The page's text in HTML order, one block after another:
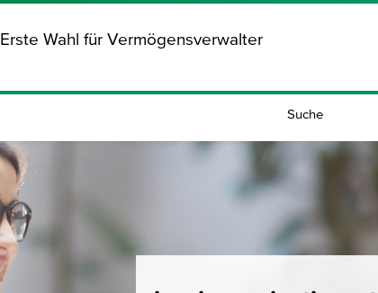
Erste Wahl für Vermögensverwalter
Suche